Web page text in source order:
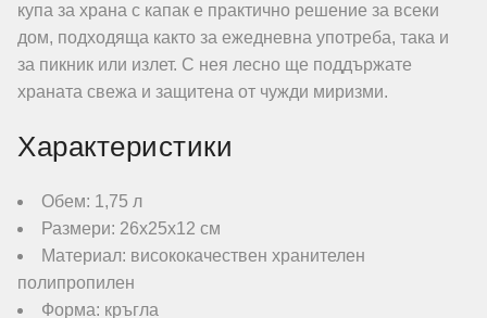
купа за храна с капак е практично решение за всеки
дом, подходяща както за ежедневна употреба, така и
за пикник или излет. С нея лесно ще поддържате
храната свежа и защитена от чужди миризми.
Характеристики
Обем: 1,75 л
Размери: 26х25х12 см
Материал: висококачествен хранителен
полипропилен
Форма: кръгла